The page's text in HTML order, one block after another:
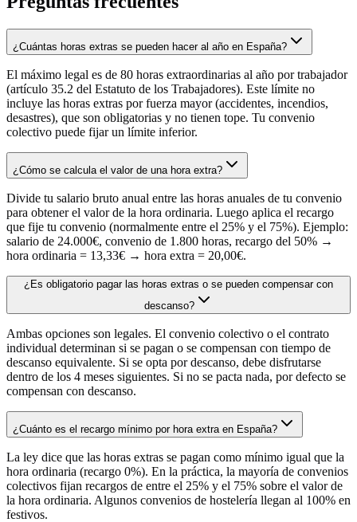
¿Cuántas horas extras se pueden hacer al año en España?
El máximo legal es de 80 horas extraordinarias al año por trabajador
(artículo 35.2 del Estatuto de los Trabajadores). Este límite no
incluye las horas extras por fuerza mayor (accidentes, incendios,
desastres), que son obligatorias y no tienen tope. Tu convenio
colectivo puede fijar un límite inferior.
¿Cómo se calcula el valor de una hora extra?
Divide tu salario bruto anual entre las horas anuales de tu convenio
para obtener el valor de la hora ordinaria. Luego aplica el recargo
que fije tu convenio (normalmente entre el 25% y el 75%). Ejemplo:
salario de 24.000€, convenio de 1.800 horas, recargo del 50% →
hora ordinaria = 13,33€ → hora extra = 20,00€.
¿Es obligatorio pagar las horas extras o se pueden compensar con
descanso?
Ambas opciones son legales. El convenio colectivo o el contrato
individual determinan si se pagan o se compensan con tiempo de
descanso equivalente. Si se opta por descanso, debe disfrutarse
dentro de los 4 meses siguientes. Si no se pacta nada, por defecto se
compensan con descanso.
¿Cuánto es el recargo mínimo por hora extra en España?
La ley dice que las horas extras se pagan como mínimo igual que la
hora ordinaria (recargo 0%). En la práctica, la mayoría de convenios
colectivos fijan recargos de entre el 25% y el 75% sobre el valor de
la hora ordinaria. Algunos convenios de hostelería llegan al 100% en
festivos.